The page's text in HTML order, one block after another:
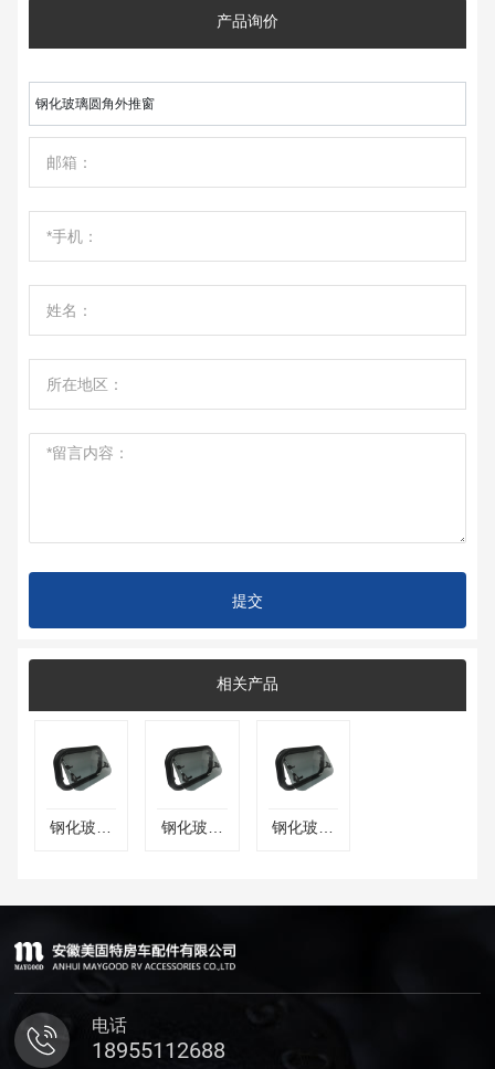
产品询价
提交
相关产品
钢化玻璃
钢化玻璃
钢化玻璃
电话
18955112688